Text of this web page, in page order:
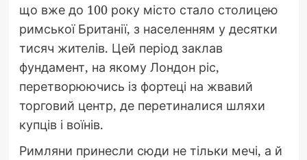
що вже до 100 року місто стало столицею
римської Британії, з населенням у десятки
тисяч жителів. Цей період заклав
фундамент, на якому Лондон ріс,
перетворюючись із фортеці на жвавий
торговий центр, де перетиналися шляхи
купців і воїнів.
Римляни принесли сюди не тільки мечі, а й